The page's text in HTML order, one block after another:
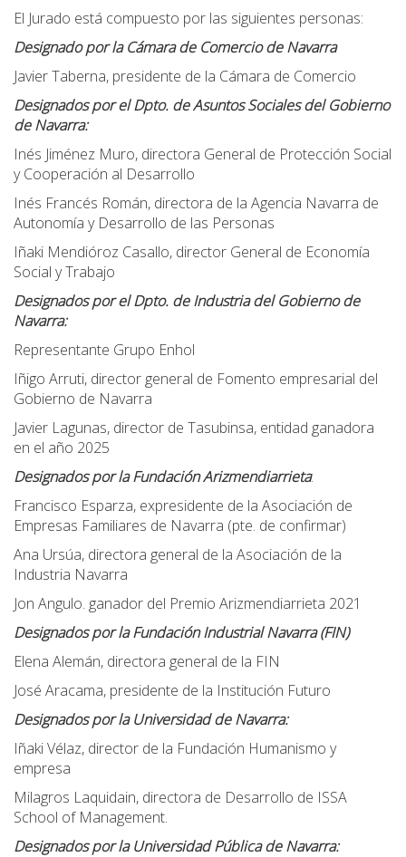
El Jurado está compuesto por las siguientes personas:
Designado por la Cámara de Comercio de Navarra
Javier Taberna, presidente de la Cámara de Comercio
Designados por el Dpto. de Asuntos Sociales del Gobierno
de Navarra:
Inés Jiménez Muro, directora General de Protección Social
y Cooperación al Desarrollo
Inés Francés Román, directora de la Agencia Navarra de
Autonomía y Desarrollo de las Personas
Iñaki Mendióroz Casallo, director General de Economía
Social y Trabajo
Designados por el Dpto. de Industria del Gobierno de
Navarra:
Representante Grupo Enhol
Iñigo Arruti, director general de Fomento empresarial del
Gobierno de Navarra
Javier Lagunas, director de Tasubinsa, entidad ganadora
en el año 2025
Designados por la Fundación Arizmendiarrieta:
Francisco Esparza, expresidente de la Asociación de
Empresas Familiares de Navarra (pte. de confirmar)
Ana Ursúa, directora general de la Asociación de la
Industria Navarra
Jon Angulo. ganador del Premio Arizmendiarrieta 2021
Designados por la Fundación Industrial Navarra (FIN)
Elena Alemán, directora general de la FIN
José Aracama, presidente de la Institución Futuro
Designados por la Universidad de Navarra:
Iñaki Vélaz, director de la Fundación Humanismo y
empresa
Milagros Laquidain, directora de Desarrollo de ISSA
School of Management.
Designados por la Universidad Pública de Navarra: